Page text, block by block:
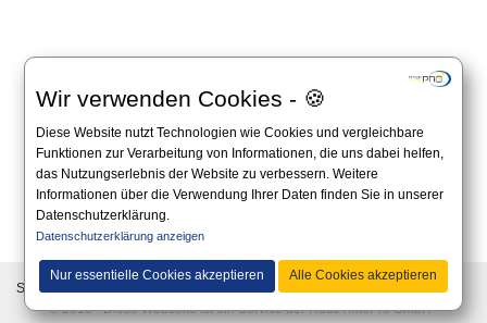
Wir verwenden Cookies - 🍪
Diese Website nutzt Technologien wie Cookies und vergleichbare
Funktionen zur Verarbeitung von Informationen, die uns dabei helfen,
das Nutzungserlebnis der Website zu verbessern. Weitere
Informationen über die Verwendung Ihrer Daten finden Sie in unserer
Datenschutzerklärung.
Datenschutzerklärung anzeigen
Nur essentielle Cookies akzeptieren Alle Cookies akzeptieren
Alle Angaben auf dieser Website sind unverbindlich und es gilt immer die offizielle
Ausschreibung auf der Website des Veranstalters.
Sprache:
© 2019 - Diese Webseite ist ein Service der RaceTimePro GmbH -